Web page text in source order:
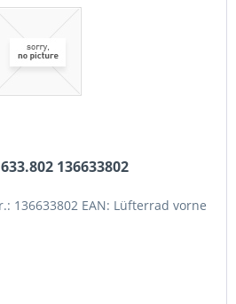
136633802
136633802 EAN: Lüfterrad vorne